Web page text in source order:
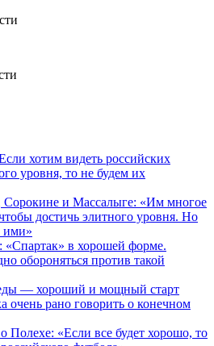
хотим видеть российских
уровня, то не будем их
Сорокине и Массалыге: «Им многое
достичь элитного уровня. Но
ими»
в хорошей форме.
обороняться против такой
— хороший и мощный старт
очень рано говорить о конечном
Полехе: «Если все будет хорошо, то